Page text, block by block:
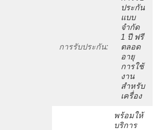
การรับประกัน:
ประกัน
แบบ
จำกัด
1 ปี ฟรี
ตลอด
อายุ
การใช้
งาน
สำหรับ
เครื่อง
พร้อมให้
บริการ